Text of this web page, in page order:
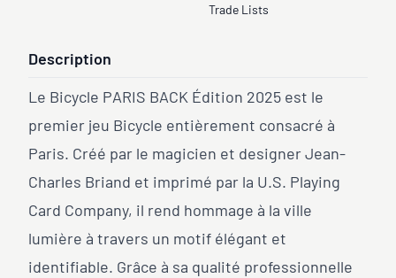
Trade Lists
Description
Le Bicycle PARIS BACK Édition 2025 est le
premier jeu Bicycle entièrement consacré à
Paris. Créé par le magicien et designer Jean-
Charles Briand et imprimé par la U.S. Playing
Card Company, il rend hommage à la ville
lumière à travers un motif élégant et
identifiable. Grâce à sa qualité professionnelle